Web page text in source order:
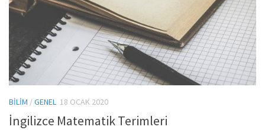
BILIM /GENEL 18 OCAK 2020
İngilizce Matematik Terimleri